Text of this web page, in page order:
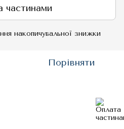
частинами
накопичувальної знижки
Порівняти